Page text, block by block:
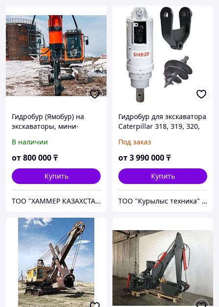
Гидробур (Ямобур) на
экскаваторы, мини-
погрузчики Impulse
В наличии
от800 000₸
Купить
ТОО "ХАММЕР КАЗАХСТАН"
Гидробур для экскаватора
Caterpillar 318, 319, 320,
ProfBreaker SHB20
Под заказ
от3 990 000₸
Купить
ТОО "Курылыс техника" Алматы